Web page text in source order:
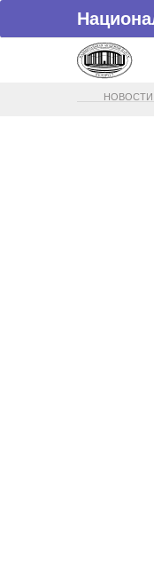
НОВОСТИ